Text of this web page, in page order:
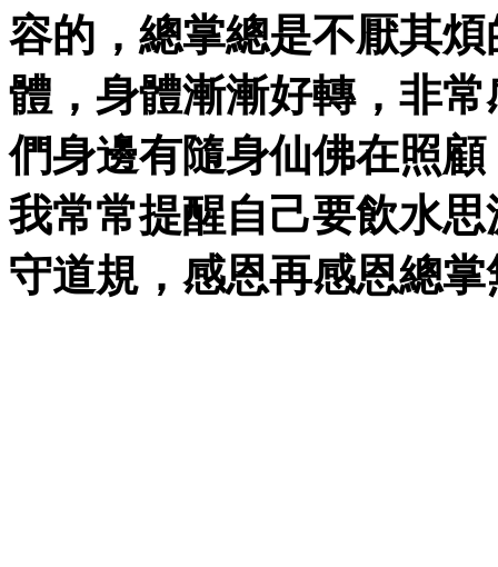
容的，總掌總是不厭其
體，身體漸漸好轉，非
們身邊有隨身仙佛在照
我常常提醒自己要飲水
守道規，感恩再感恩總